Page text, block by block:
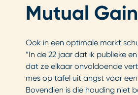
Mutual
Ook in een optimale markt
“In de 22 jaar dat ik publieke
dat ze elkaar onvoldoende
mes op tafel uit angst voor
Bovendien is die houding niet